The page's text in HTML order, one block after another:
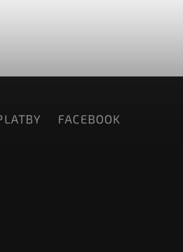
FACEBOOK